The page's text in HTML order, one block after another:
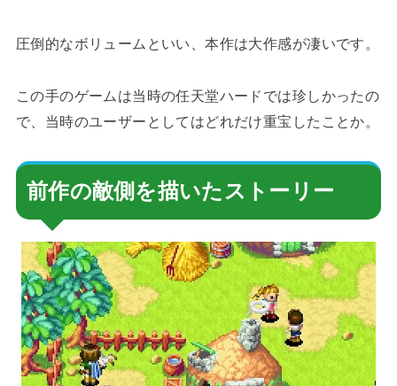
圧倒的なボリュームといい、本作は大作感が凄いです。
この手のゲームは当時の任天堂ハードでは珍しかったの
で、当時のユーザーとしてはどれだけ重宝したことか。
前作の敵側を描いたストーリー